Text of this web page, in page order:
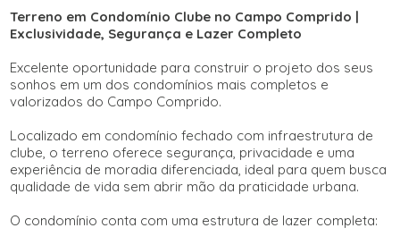
Terreno em Condomínio Clube no Campo Comprido |
Exclusividade, Segurança e Lazer Completo
Excelente oportunidade para construir o projeto dos seus
sonhos em um dos condomínios mais completos e
valorizados do Campo Comprido.
Localizado em condomínio fechado com infraestrutura de
clube, o terreno oferece segurança, privacidade e uma
experiência de moradia diferenciada, ideal para quem busca
qualidade de vida sem abrir mão da praticidade urbana.
O condomínio conta com uma estrutura de lazer completa: